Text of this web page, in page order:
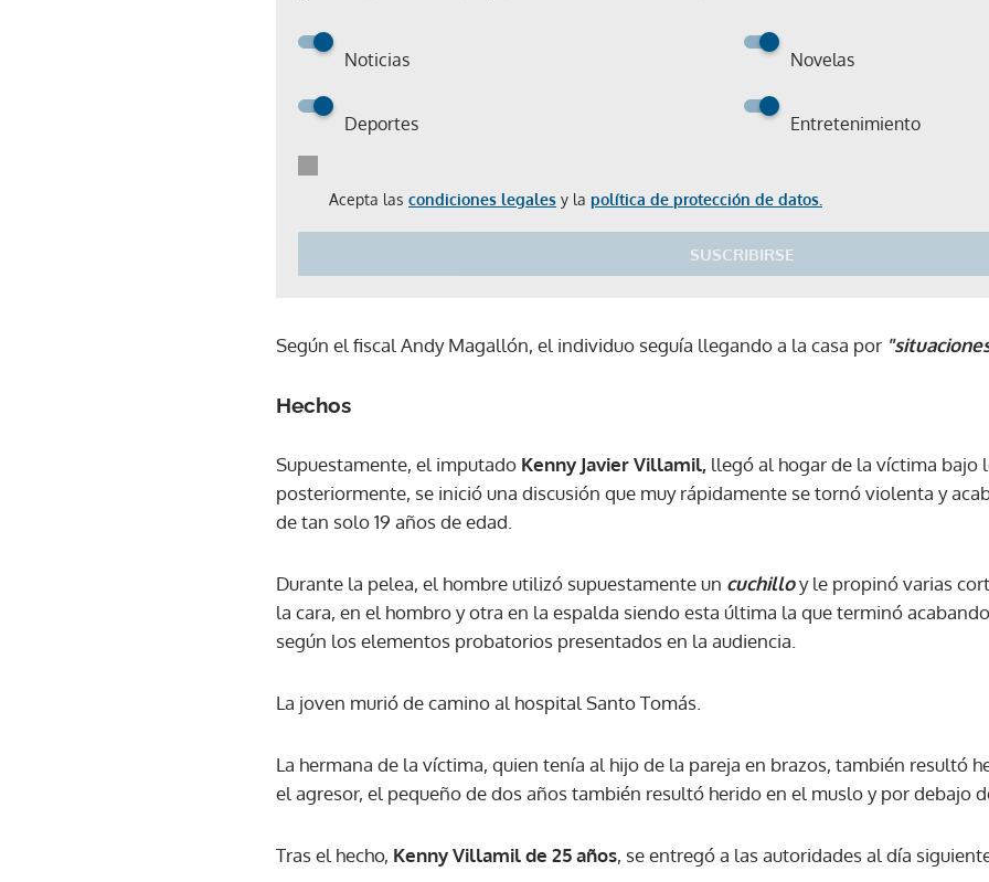
Noticias Novelas
Deportes Entretenimiento
Acepta las condiciones legales y la política de protección de datos.
SUSCRIBIRSE
Según el fiscal Andy Magallón, el individuo seguía llegando a la casa por
Hechos
Supuestamente, el imputado Kenny Javier Villamil, llegó al hogar de la víctima bajo
posteriormente, se inició una discusión que muy rápidamente se tornó violenta y
de tan solo 19 años de edad.
Durante la pelea, el hombre utilizó supuestamente un cuchilloy le propinó varias
la cara, en el hombro y otra en la espalda siendo esta última la que terminó
según los elementos probatorios presentados en la audiencia.
La joven murió de camino al hospital Santo Tomás.
La hermana de la víctima, quien tenía al hijo de la pareja en brazos, también resultó
el agresor, el pequeño de dos años también resultó herido en el muslo y por debajo
Tras el hecho, Kenny Villamil de 25 años, se entregó a las autoridades al día